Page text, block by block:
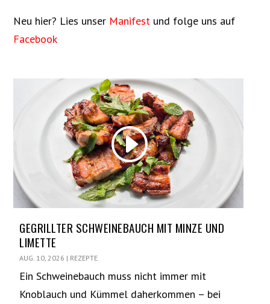
Neu hier? Lies unser Manifest und folge uns auf
Facebook
GEGRILLTER SCHWEINEBAUCH MIT MINZE UND
LIMETTE
AUG. 10, 2026 | REZEPTE
Ein Schweinebauch muss nicht immer mit
Knoblauch und Kümmel daherkommen – bei